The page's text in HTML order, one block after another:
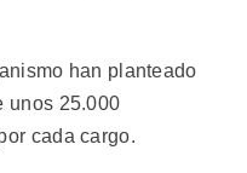
han planteado
unos 25.000
cada cargo.